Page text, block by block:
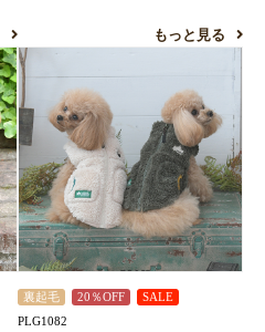
もっと見る
裏起毛 20％OFF SALE
PLG1082